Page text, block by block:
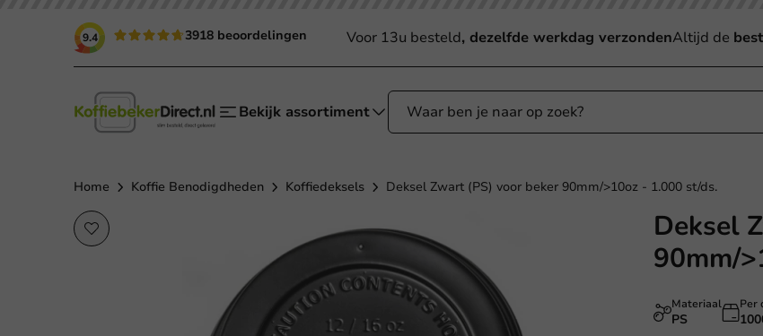
9.4 3918 beoordelingen Voor 13u besteld, dezelfde werkdag verzondenAltijd de
Bekijk assortiment
Home Koffie Benodigdheden Koffiedeksels Deksel Zwart (PS) voor beker 90mm/>10oz - 1.000 st/ds.
Deksel
90mm/
Materiaal
PS
Per